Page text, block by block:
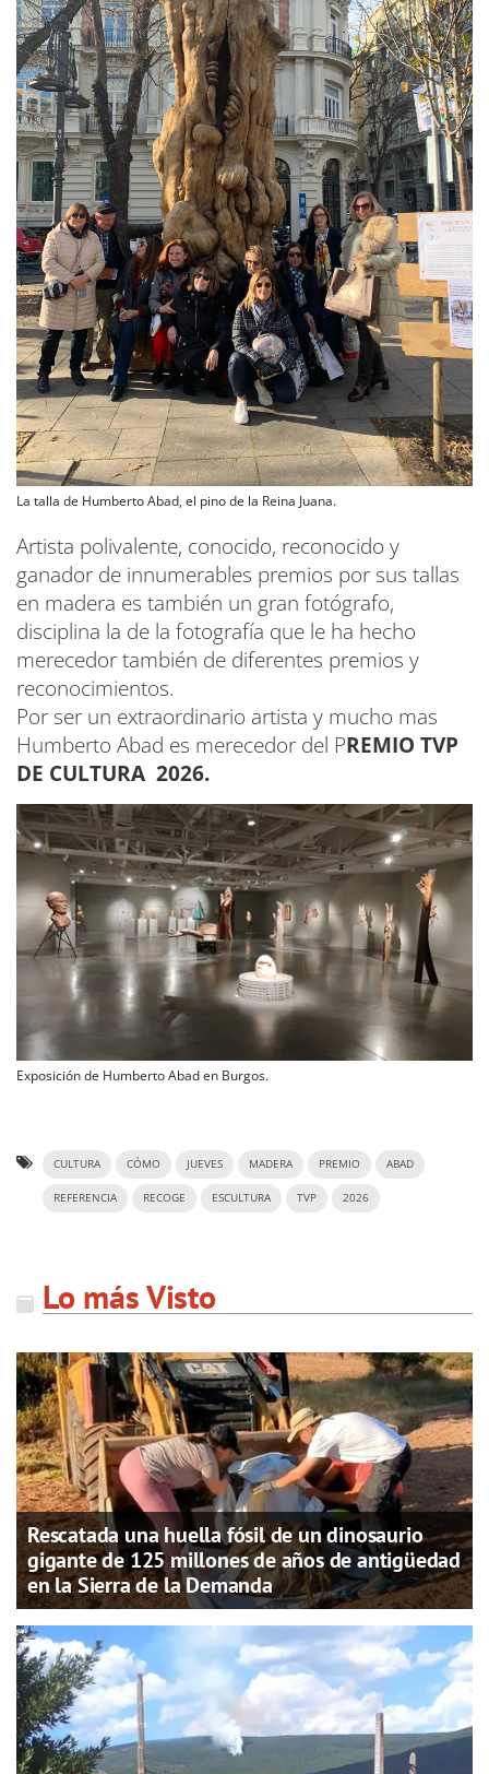
La talla de Humberto Abad, el pino de la Reina Juana.
Artista polivalente, conocido, reconocido y
ganador de innumerables premios por sus tallas
en madera es también un gran fotógrafo,
disciplina la de la fotografía que le ha hecho
merecedor también de diferentes premios y
reconocimientos.
Por ser un extraordinario artista y mucho mas
Humberto Abad es merecedor del PREMIO TVP
DE CULTURA 2026.
Exposición de Humberto Abad en Burgos.
CULTURA CÓMO JUEVES MADERA PREMIO ABAD
REFERENCIA RECOGE ESCULTURA TVP 2026
Lo más Visto
Rescatada una huella fósil de un dinosaurio
gigante de 125 millones de años de antigüedad
en la Sierra de la Demanda